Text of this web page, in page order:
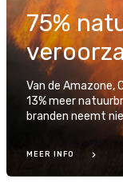
75%
Van de Amazone,
13% meer
MEER INFO